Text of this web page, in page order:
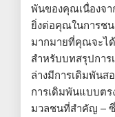
พันของคุณเนื่องจา
ยิ่งต่อคุณในการ
มากมายที่คุณจะไ
สำหรับบทสรุปกา
ล่างมีการเดิมพัน
การเดิมพันแบบตร
มวลชนที่สำคัญ –